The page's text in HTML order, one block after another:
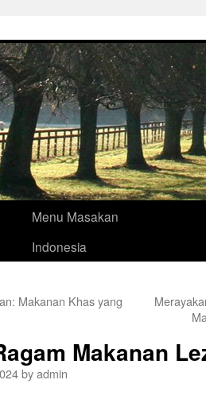
Menu Masakan
Indonesia
Makanan Khas yang
Makanan
byadmin